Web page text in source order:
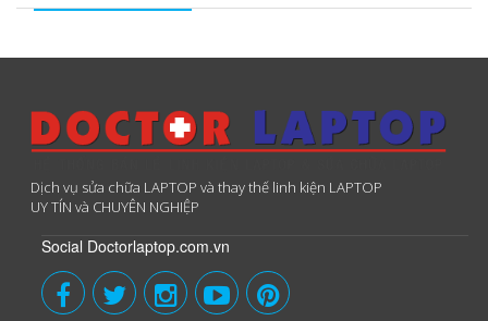
Dịch vụ sửa chữa LAPTOP và thay thế linh kiện LAPTOP
UY TÍN và CHUYÊN NGHIỆP
Social Doctorlaptop.com.vn